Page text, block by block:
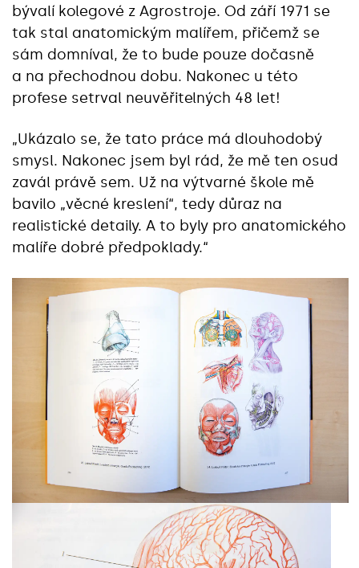
bývalí kolegové z Agrostroje. Od září 1971 se
tak stal anatomickým malířem, přičemž se
sám domníval, že to bude pouze dočasně
a na přechodnou dobu. Nakonec u této
profese setrval neuvěřitelných 48 let!
„Ukázalo se, že tato práce má dlouhodobý
smysl. Nakonec jsem byl rád, že mě ten osud
zavál právě sem. Už na výtvarné škole mě
bavilo „věcné kreslení“, tedy důraz na
realistické detaily. A to byly pro anatomického
malíře dobré předpoklady.“